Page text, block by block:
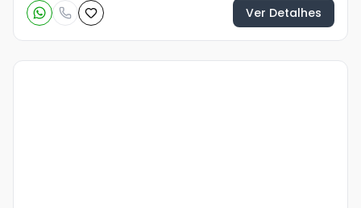
Ver Detalhes